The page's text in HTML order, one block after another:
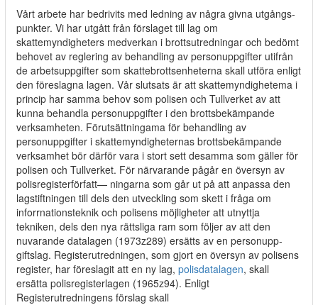
Vårt arbete har bedrivits med ledning av några givna utgångs-
punkter. Vi har utgått från förslaget till lag om
skattemyndigheters medverkan i brottsutredningar och bedömt
behovet av reglering av behandling av personuppgifter utifrån
de arbetsuppgifter som skattebrottsenheterna skall utföra enligt
den föreslagna lagen. Vår slutsats är att skattemyndighetema i
princip har samma behov som polisen och Tullverket av att
kunna behandla personuppgifter i den brottsbekämpande
verksamheten. Förutsättningama för behandling av
personuppgifter i skattemyndigheternas brottsbekämpande
verksamhet bör därför vara i stort sett desamma som gäller för
polisen och Tullverket. För närvarande pågår en översyn av
polisregisterförfatt— ningarna som går ut på att anpassa den
lagstiftningen till dels den utveckling som skett i fråga om
inforrnationsteknik och polisens möjligheter att utnyttja
tekniken, dels den nya rättsliga ram som följer av att den
nuvarande datalagen (1973z289) ersätts av en personupp-
giftslag. Registerutredningen, som gjort en översyn av polisens
register, har föreslagit att en ny lag, polisdatalagen, skall
ersätta polisregisterlagen (1965z94). Enligt
Registerutredningens förslag skall